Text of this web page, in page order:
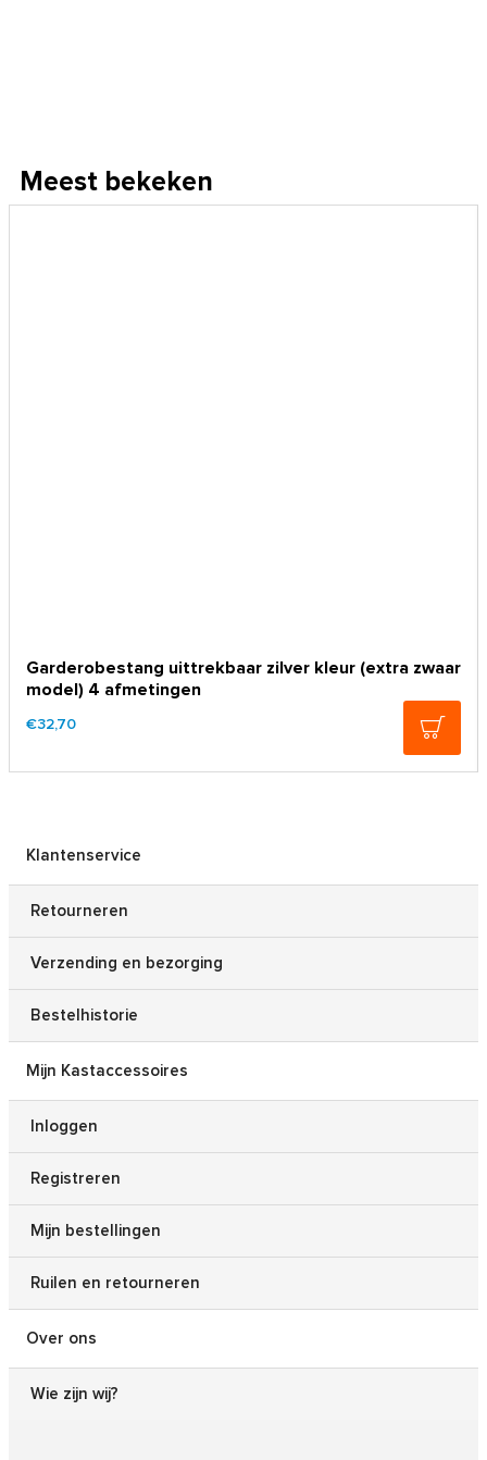
Meest bekeken
Garderobestang uittrekbaar zilver kleur (extra zwaar
model) 4 afmetingen
€32,70
Klantenservice
Retourneren
Verzending en bezorging
Bestelhistorie
Mijn Kastaccessoires
Inloggen
Registreren
Mijn bestellingen
Ruilen en retourneren
Over ons
Wie zijn wij?